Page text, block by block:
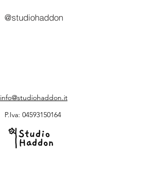
@studiohaddon
info@studiohaddon.it
P.Iva: 04593150164